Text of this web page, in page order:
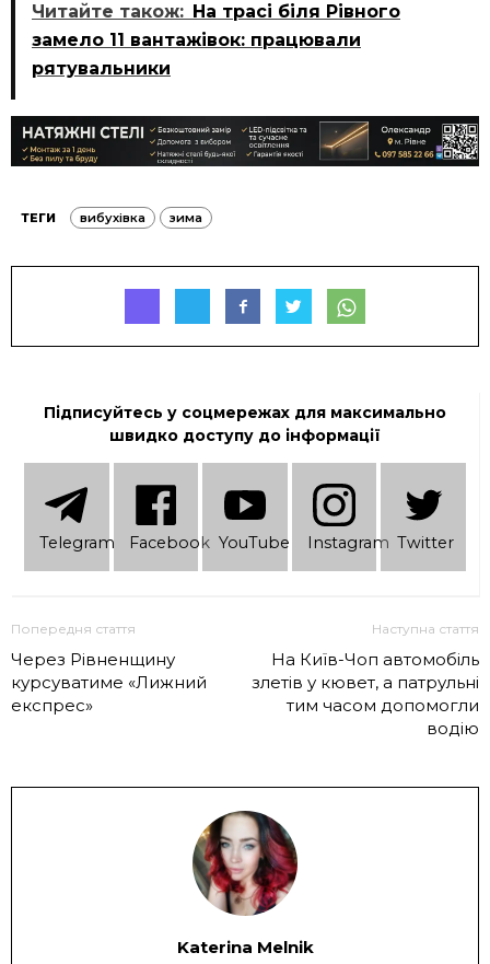
Читайте також: На трасі біля Рівного
замело 11 вантажівок: працювали
рятувальники
ТЕГИ вибухівка зима
Підписуйтесь у соцмережах для максимально
швидко доступу до інформації
Telеgram Facebook YouTube Instagram Twitter
Попередня стаття
Через Рівненщину
курсуватиме «Лижний
експрес»
Наступна стаття
На Київ-Чоп автомобіль
злетів у кювет, а патрульні
тим часом допомогли
водію
Katerina Melnik